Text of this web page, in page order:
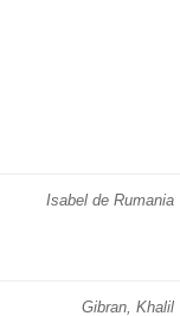
Isabel de Rumania
Gibran, Khalil